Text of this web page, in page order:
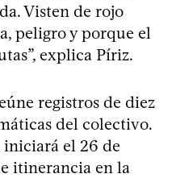
Visten de rojo
peligro y porque el
explica Píriz.
registros de diez
del colectivo.
iniciará el 26 de
itinerancia en la